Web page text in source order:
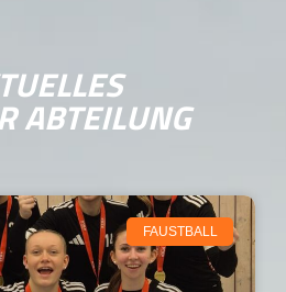
ABTEILUNG
FAUSTBALL